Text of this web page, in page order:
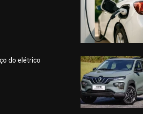
do elétrico